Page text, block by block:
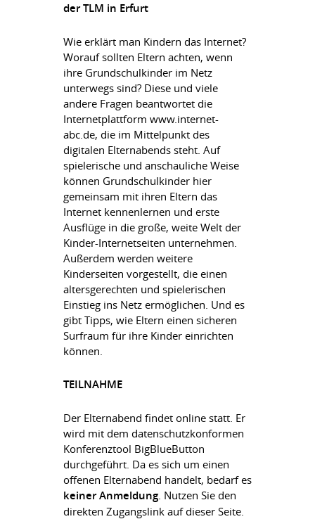
der TLM in Erfurt
Wie erklärt man Kindern das Internet?
Worauf sollten Eltern achten, wenn
ihre Grundschulkinder im Netz
unterwegs sind? Diese und viele
andere Fragen beantwortet die
Internetplattform www.internet-
abc.de, die im Mittelpunkt des
digitalen Elternabends steht. Auf
spielerische und anschauliche Weise
können Grundschulkinder hier
gemeinsam mit ihren Eltern das
Internet kennenlernen und erste
Ausflüge in die große, weite Welt der
Kinder-Internetseiten unternehmen.
Außerdem werden weitere
Kinderseiten vorgestellt, die einen
altersgerechten und spielerischen
Einstieg ins Netz ermöglichen. Und es
gibt Tipps, wie Eltern einen sicheren
Surfraum für ihre Kinder einrichten
können.
TEILNAHME
Der Elternabend findet online statt. Er
wird mit dem datenschutzkonformen
Konferenztool BigBlueButton
durchgeführt. Da es sich um einen
offenen Elternabend handelt, bedarf es
keiner Anmeldung. Nutzen Sie den
direkten Zugangslink auf dieser Seite.